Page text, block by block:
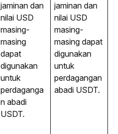
jaminan dan
nilai USD
masing-
masing
dapat
digunakan
untuk
perdaganga
n abadi
USDT.
jaminan dan
nilai USD
masing-
masing dapat
digunakan
untuk
perdagangan
abadi USDT.